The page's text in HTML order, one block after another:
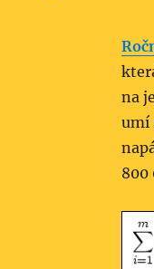
na
umí
800